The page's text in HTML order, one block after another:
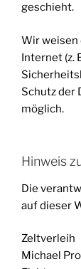
geschieht.
Wir weisen
Internet (z.
Schutz der
möglich.
Hinweis
Die
auf dieser
Zeltverleih
Michael